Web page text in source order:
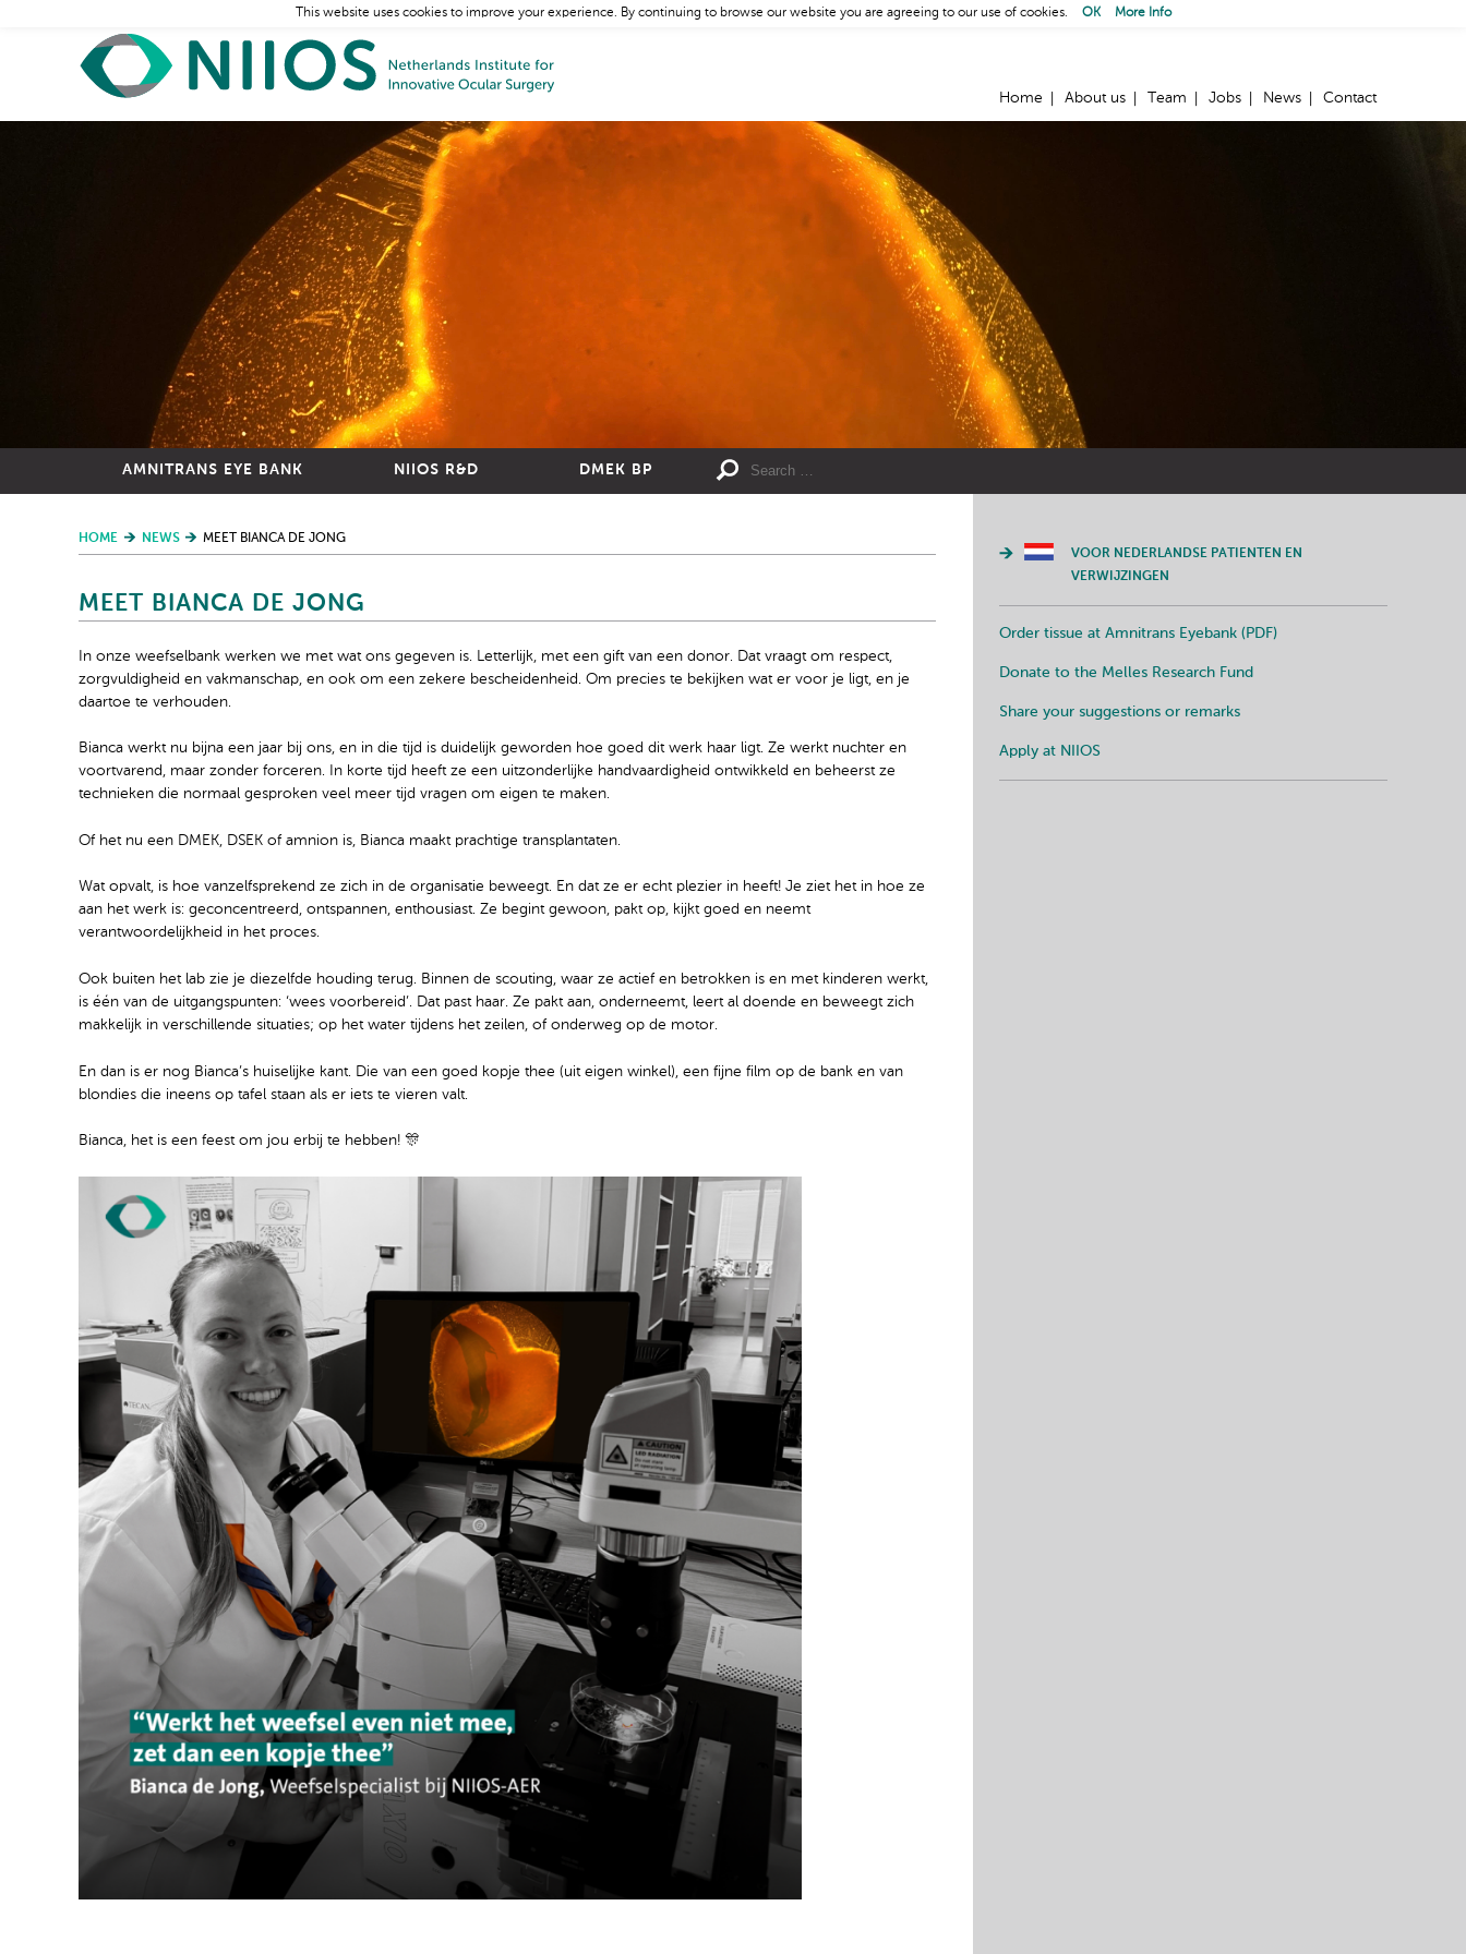
Home About us Team Jobs News Contact
AMNITRANS EYE BANK NIIOS R&D DMEK BP
HOME NEWS MEET BIANCA DE JONG
MEET BIANCA DE JONG
In onze weefselbank werken we met wat ons gegeven is. Letterlijk, met een gift van een donor. Dat vraagt om respect,
zorgvuldigheid en vakmanschap, en ook om een zekere bescheidenheid. Om precies te bekijken wat er voor je ligt, en je
daartoe te verhouden.
Bianca werkt nu bijna een jaar bij ons, en in die tijd is duidelijk geworden hoe goed dit werk haar ligt. Ze werkt nuchter en
voortvarend, maar zonder forceren. In korte tijd heeft ze een uitzonderlijke handvaardigheid ontwikkeld en beheerst ze
technieken die normaal gesproken veel meer tijd vragen om eigen te maken.
Of het nu een DMEK, DSEK of amnion is, Bianca maakt prachtige transplantaten.
Wat opvalt, is hoe vanzelfsprekend ze zich in de organisatie beweegt. En dat ze er echt plezier in heeft! Je ziet het in hoe ze
aan het werk is: geconcentreerd, ontspannen, enthousiast. Ze begint gewoon, pakt op, kijkt goed en neemt
verantwoordelijkheid in het proces.
Ook buiten het lab zie je diezelfde houding terug. Binnen de scouting, waar ze actief en betrokken is en met kinderen werkt,
is één van de uitgangspunten: ‘wees voorbereid’. Dat past haar. Ze pakt aan, onderneemt, leert al doende en beweegt zich
makkelijk in verschillende situaties; op het water tijdens het zeilen, of onderweg op de motor.
En dan is er nog Bianca’s huiselijke kant. Die van een goed kopje thee (uit eigen winkel), een fijne film op de bank en van
blondies die ineens op tafel staan als er iets te vieren valt.
Bianca, het is een feest om jou erbij te hebben! 🎊
VOOR NEDERLANDSE PATIENTEN EN
VERWIJZINGEN
Order tissue at Amnitrans Eyebank (PDF)
Donate to the Melles Research Fund
Share your suggestions or remarks
Apply at NIIOS
This website uses cookies to improve your experience. By continuing to browse our website you are agreeing to our use of cookies. OK More Info